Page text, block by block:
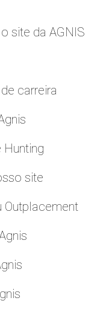
site da AGNIS
carreira
site
Outplacement